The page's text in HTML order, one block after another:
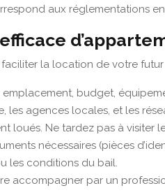
aux réglementations
la location de votre
emplacement, budget,
les agences locales, et les
loués. Ne tardez pas à visiter
nécessaires (pièces
les conditions du bail.
accompagner par un